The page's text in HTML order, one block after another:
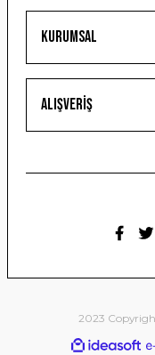
Kurumsal
Alışveriş
2023